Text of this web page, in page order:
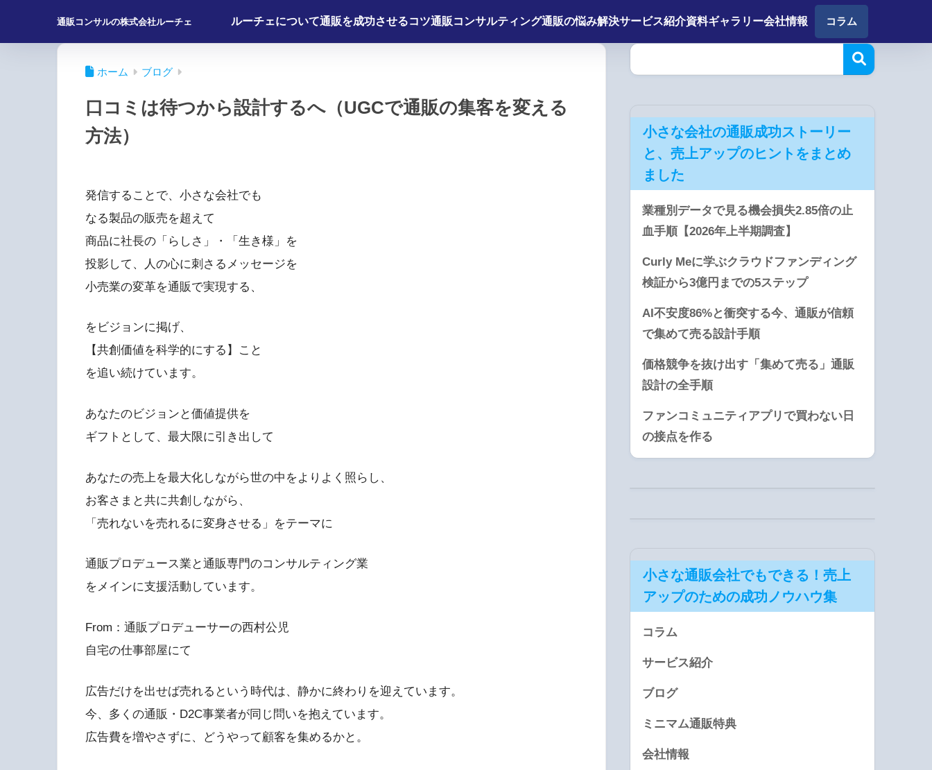
通販コンサルの株式会社ルーチェ ルーチェについて通販を成功させるコツ通販コンサルティング通販の悩み解決サービス紹介資料ギャラリー会社情報 コラム
ホーム ブログ
口コミは待つから設計するへ（UGCで通販の集客を変える
方法）
発信することで、小さな会社でも
なる製品の販売を超えて
商品に社長の「らしさ」・「生き様」を
投影して、人の心に刺さるメッセージを
小売業の変革を通販で実現する、
をビジョンに掲げ、
【共創価値を科学的にする】こと
を追い続けています。
あなたのビジョンと価値提供を
ギフトとして、最大限に引き出して
あなたの売上を最大化しながら世の中をよりよく照らし、
お客さまと共に共創しながら、
「売れないを売れるに変身させる」をテーマに
通販プロデュース業と通販専門のコンサルティング業
をメインに支援活動しています。
From：通販プロデューサーの西村公児
自宅の仕事部屋にて
広告だけを出せば売れるという時代は、静かに終わりを迎えています。
今、多くの通販・D2C事業者が同じ問いを抱えています。
広告費を増やさずに、どうやって顧客を集めるかと。
小さな会社の通販成功ストーリー
と、売上アップのヒントをまとめ
ました
業種別データで見る機会損失2.85倍の止
血手順【2026年上半期調査】
Curly Meに学ぶクラウドファンディング
検証から3億円までの5ステップ
AI不安度86%と衝突する今、通販が信頼
で集めて売る設計手順
価格競争を抜け出す「集めて売る」通販
設計の全手順
ファンコミュニティアプリで買わない日
の接点を作る
小さな通販会社でもできる！売上
アップのための成功ノウハウ集
コラム
サービス紹介
ブログ
ミニマム通販特典
会社情報